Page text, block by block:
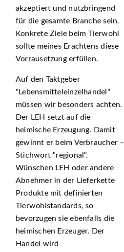
akzeptiert und nutzbringend
für die gesamte Branche sein.
Konkrete Ziele beim Tierwohl
sollte meines Erachtens diese
Vorrausetzung erfüllen.
Auf den Taktgeber
Lebensmitteleinzelhandel
müssen wir besonders achten.
Der LEH setzt auf die
heimische Erzeugung. Damit
gewinnt er beim Verbraucher –
Stichwort
regional .
Wünschen LEH oder andere
Abnehmer in der Lieferkette
Produkte mit definierten
Tierwohlstandards, so
bevorzugen sie ebenfalls die
heimischen Erzeuger. Der
Handel wird